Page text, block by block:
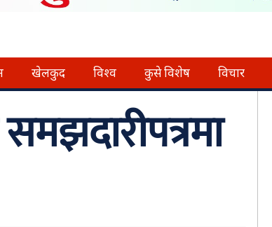
खेलकुद विश्व कुसे विशेष विचार